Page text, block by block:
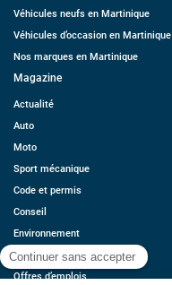
Véhicules neufs en Martinique
Véhicules d’occasion en Martinique
Nos marques en Martinique
Magazine
Actualité
Auto
Moto
Sport mécanique
Code et permis
Conseil
Environnement
Économie
Offres d’emplois